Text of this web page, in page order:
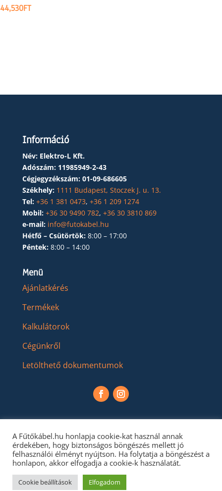
44,530FT
Információ
Név: Elektro-L Kft.
Adószám: 11985949-2-43
Cégjegyzékszám: 01-09-686605
Székhely: 1111 Budapest, Stoczek J. u. 13.
Tel: +36 1 381 0473, +36 1 209 1274
Mobil: +36 30 9490 782, +36 30 3810 869
e-mail: info@futokabel.hu
Hétfő – Csütörtök: 8:00 – 17:00
Péntek: 8:00 – 14:00
Menü
Ajánlatkérés
Termékek
Kalkulátorok
Cégünkről
Letölthető dokumentumok
A Fűtőkábel.hu honlapja cookie-kat használ annak
érdekében, hogy biztonságos böngészés mellett jó
felhasználói élményt nyújtson. Ha folytatja a böngészést a
honlapon, akkor elfogadja a cookie-k használatát.
Cookie beállítások Elfogadom